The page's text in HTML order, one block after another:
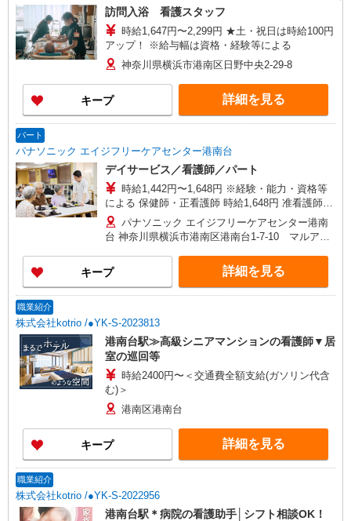
訪問入浴 看護スタッフ
時給1,647円〜2,299円 ★土・祝日は時給100円
アップ！ ※給与幅は資格・経験等による
神奈川県横浜市港南区日野中央2-29-8
キープ 詳細を見る
パート
パナソニック エイジフリーケアセンター港南台
デイサービス／看護師／パート
時給1,442円〜1,648円 ※経験・能力・資格等
による 保健師・正看護師 時給1,648円 准看護師
時給1,442円 〇時間外勤務手当 〇土日祝勤務手当
〇無事故無違反表彰金 〇年末年始勤務手当
パナソニック エイジフリーケアセンター港南
台 神奈川県横浜市港南区港南台1-7-10 マルアイ
キープ 詳細を見る
職業紹介
株式会社kotrio /●YK-S-2023813
港南台駅≫高級シニアマンションの看護師▼居
室の巡回等
時給2400円〜＜交通費全額支給(ガソリン代含
む)＞
港南区港南台
キープ 詳細を見る
職業紹介
株式会社kotrio /●YK-S-2022956
港南台駅＊病院の看護助手│シフト相談OK！